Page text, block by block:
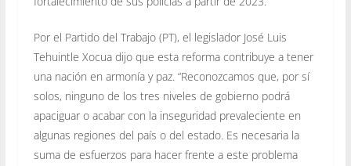
Por el Partido del Trabajo (PT), el legislador José Luis
Tehuintle Xocua dijo que esta reforma contribuye a tener
una nación en armonía y paz. “Reconozcamos que, por sí
solos, ninguno de los tres niveles de gobierno podrá
apaciguar o acabar con la inseguridad prevaleciente en
algunas regiones del país o del estado. Es necesaria la
suma de esfuerzos para hacer frente a este problema